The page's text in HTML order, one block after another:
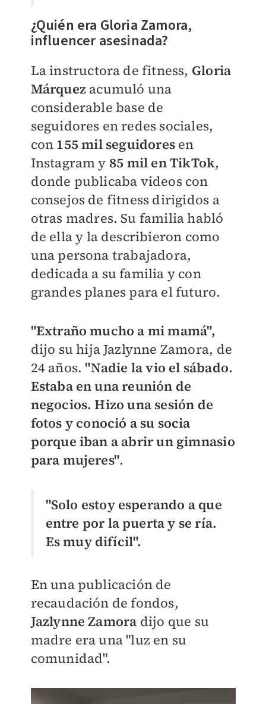
¿Quién era Gloria Zamora,
influencer asesinada?
La instructora de fitness, Gloria
Márquezacumuló una
considerable base de
seguidores en redes sociales,
con 155 mil seguidoresen
Instagram y 85 mil en TikTok,
donde publicaba videos con
consejos de fitness dirigidos a
otras madres. Su familia habló
de ella y la describieron como
una persona trabajadora,
dedicada a su familia y con
grandes planes para el futuro.
"Extraño mucho a mi mamá",
dijo su hija Jazlynne Zamora, de
24 años."Nadie la vio el sábado.
Estaba en una reunión de
negocios. Hizo una sesión de
fotos y conoció a su socia
porque iban a abrir un gimnasio
para mujeres".
"Solo estoy esperando a que
entre por la puerta y se ría.
Es muy difícil".
En una publicación de
recaudación de fondos,
Jazlynne Zamora dijo que su
madre era una "luz en su
comunidad".